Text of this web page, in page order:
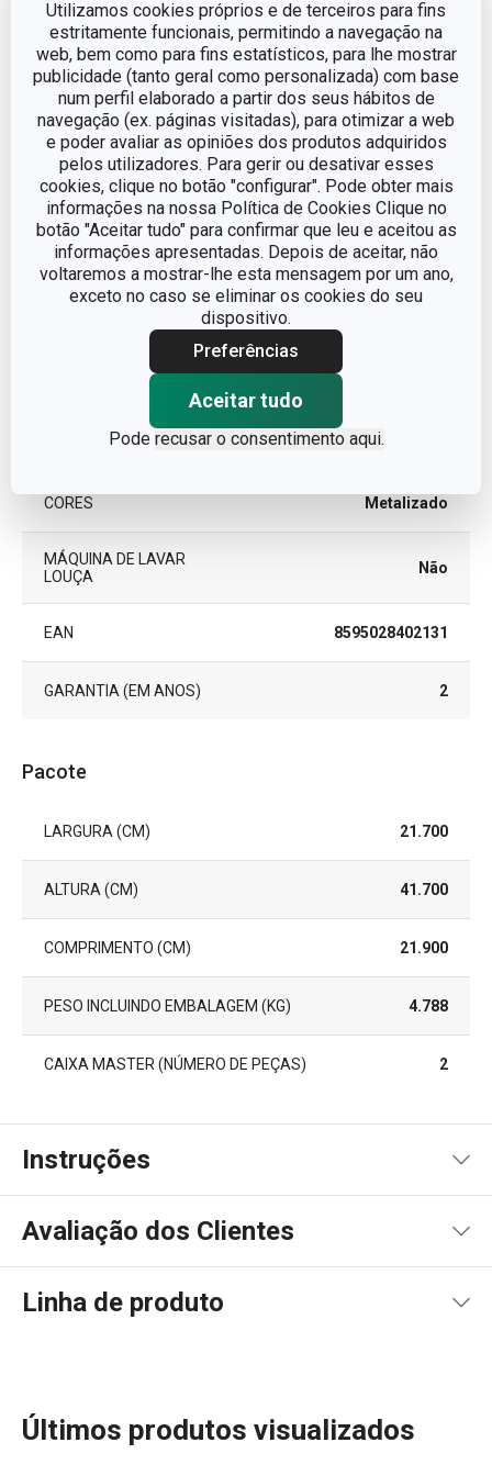
Utilizamos cookies próprios e de terceiros para fins
estritamente funcionais, permitindo a navegação na
web, bem como para fins estatísticos, para lhe mostrar
publicidade (tanto geral como personalizada) com base
num perfil elaborado a partir dos seus hábitos de
navegação (ex. páginas visitadas), para otimizar a web
e poder avaliar as opiniões dos produtos adquiridos
pelos utilizadores. Para gerir ou desativar esses
cookies, clique no botão "configurar". Pode obter mais
informações na nossa Política de Cookies Clique no
botão "Aceitar tudo" para confirmar que leu e aceitou as
informações apresentadas. Depois de aceitar, não
voltaremos a mostrar-lhe esta mensagem por um ano,
exceto no caso se eliminar os cookies do seu
dispositivo.
Preferências
Aceitar tudo
Pode recusar o consentimento aqui.
Outros parâmetros
CATEGORIA eletrodomésticos
ENTRADA DE
ALIMENTAÇÃO (W)
1800
LINHA DE PRODUTO PRESIDENT
MATERIAL
plástico, aço
TIPO DE FONTE DE
ALIMENTAÇÃO
da rede elétrica
CORES Metalizado
MÁQUINA DE LAVAR
LOUÇA
Não
EAN 8595028402131
GARANTIA (EM ANOS) 2
Pacote
LARGURA (CM) 21.700
ALTURA (CM) 41.700
COMPRIMENTO (CM) 21.900
PESO INCLUINDO EMBALAGEM (KG) 4.788
CAIXA MASTER (NÚMERO DE PEÇAS) 2
Instruções
Instruções de utilização
Avaliação dos Clientes
1 avaliações
1
0
0
0
Linha de produto
Últimos produtos visualizados